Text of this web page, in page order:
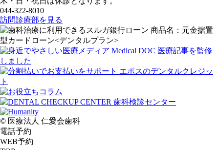
044-322-8010
訪問診療部を見る
© 医療法人 仁愛会歯科
電話予約
WEB予約